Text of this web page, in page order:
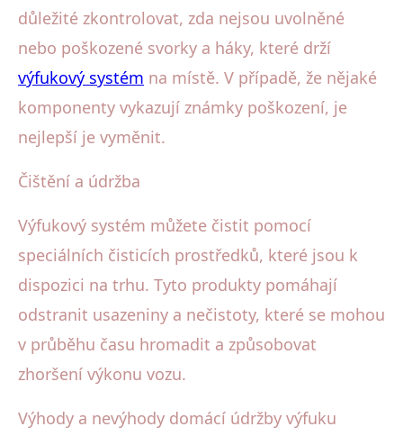
důležité zkontrolovat, zda nejsou uvolněné
nebo poškozené svorky a háky, které drží
výfukový systém na místě. V případě, že nějaké
komponenty vykazují známky poškození, je
nejlepší je vyměnit.
Čištění a údržba
Výfukový systém můžete čistit pomocí
speciálních čisticích prostředků, které jsou k
dispozici na trhu. Tyto produkty pomáhají
odstranit usazeniny a nečistoty, které se mohou
v průběhu času hromadit a způsobovat
zhoršení výkonu vozu.
Výhody a nevýhody domácí údržby výfuku